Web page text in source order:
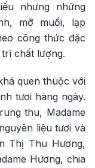
nhưng những
mỡ muối, lạp
công thức đặc
chất lượng.
quen thuộc với
tươi hàng ngày.
thu, Madame
liệu tươi và
Thị Thu Hương,
Hương, chia